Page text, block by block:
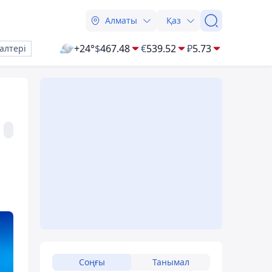
Алматы Қаз
+24°$467.48 €539.52 ₽5.73
Соңғы Танымал